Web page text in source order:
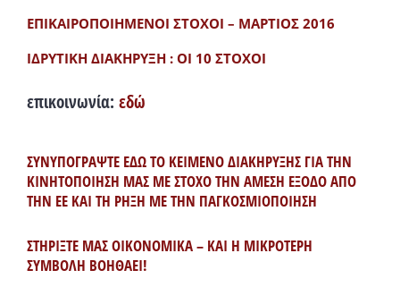
ΕΠΙΚΑΙΡΟΠΟΙΗΜΕΝΟΙ ΣΤΟΧΟΙ – ΜΑΡΤΙΟΣ 2016
ΙΔΡΥΤΙΚΗ ΔΙΑΚΗΡΥΞΗ : ΟΙ 10 ΣΤΟΧΟΙ
επικοινωνία: εδώ
ΣΥΝΥΠΟΓΡΑΨΤΕ ΕΔΩ ΤΟ ΚΕΙΜΕΝΟ ΔΙΑΚΗΡΥΞΗΣ ΓΙΑ ΤΗΝ
ΚΙΝΗΤΟΠΟΙΗΣΗ ΜΑΣ ΜΕ ΣΤΟΧΟ ΤΗΝ ΑΜΕΣΗ ΕΞΟΔΟ ΑΠΟ
ΤΗΝ ΕΕ ΚΑΙ ΤΗ ΡΗΞΗ ΜΕ ΤΗΝ ΠΑΓΚΟΣΜΙΟΠΟΙΗΣΗ
ΣΤΗΡΙΞΤΕ ΜΑΣ ΟΙΚΟΝΟΜΙΚΑ – ΚΑΙ Η ΜΙΚΡΟΤΕΡΗ
ΣΥΜΒΟΛΗ ΒΟΗΘΑΕΙ!